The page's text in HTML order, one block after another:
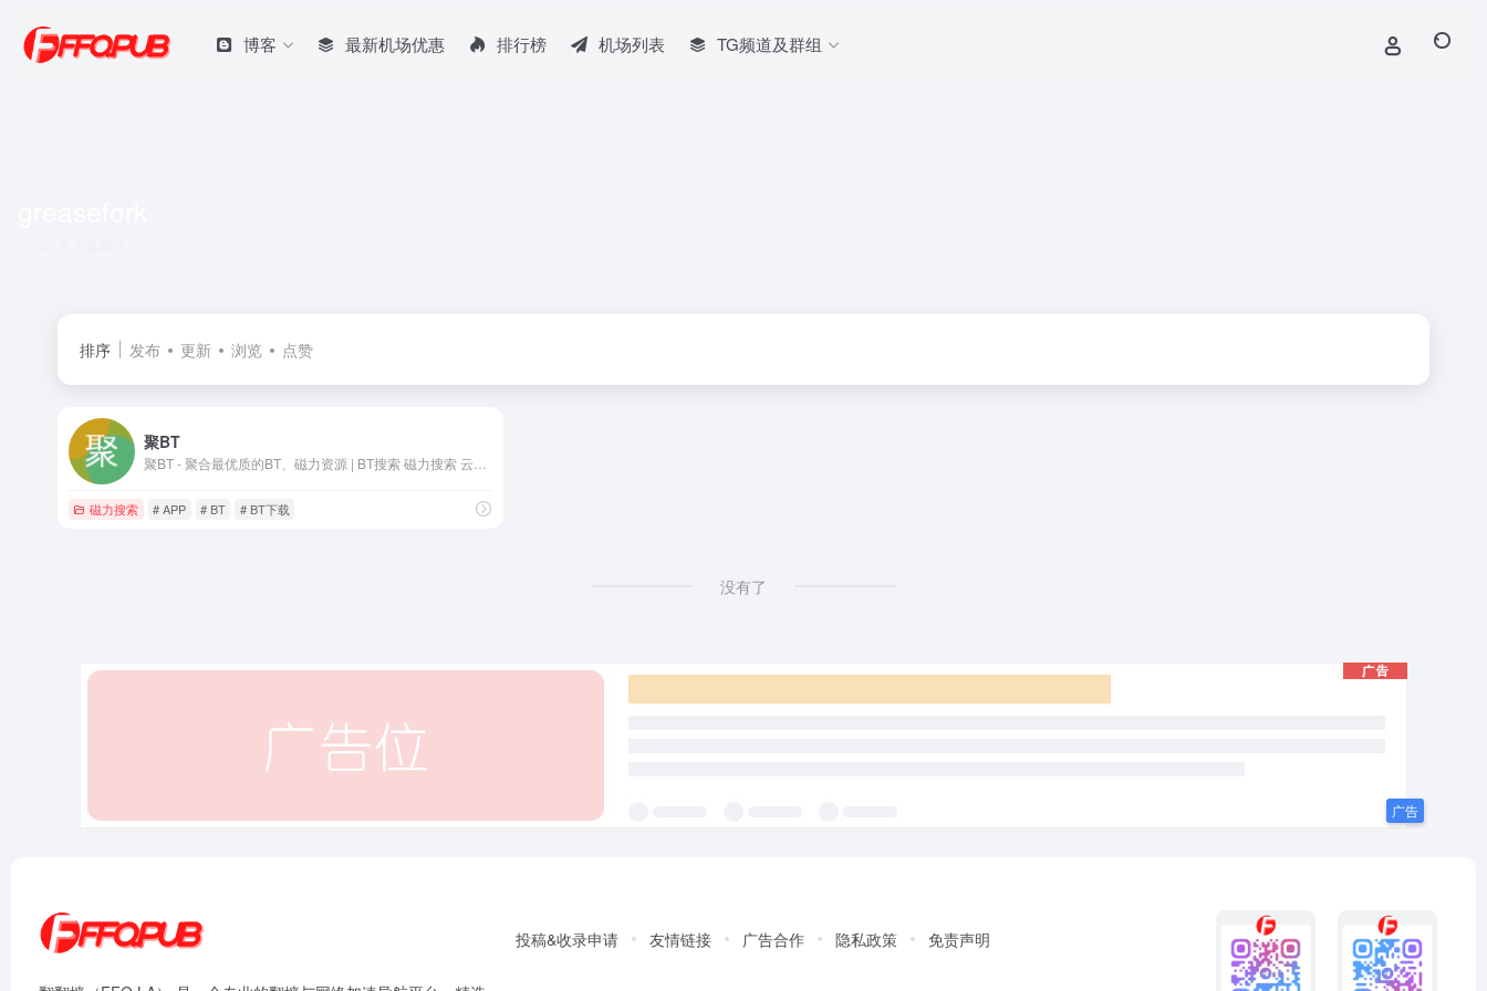
博客 最新机场优惠 排行榜 机场列表 TG频道及群组
排序 发布 更新 浏览 点赞
聚BT
磁力搜索 # APP # BT # BT下载
没有了
投稿&收录申请 友情链接 广告合作 隐私政策 免责声明